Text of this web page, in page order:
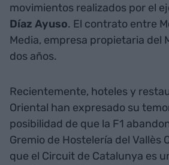
movimientos realizados por el
Díaz Ayuso. El contrato entre
Media, empresa propietaria del
dos años.
Recientemente, hoteles y
Oriental han expresado su
posibilidad de que la F1
Gremio de Hostelería del Vallès
que el Circuit de Catalunya es